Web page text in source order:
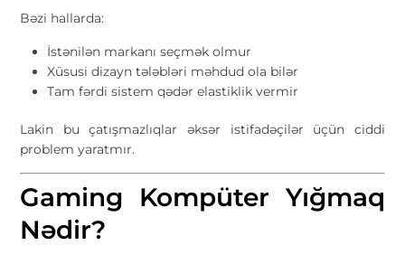
Bəzi hallarda:
İstənilən markanı seçmək olmur
Xüsusi dizayn tələbləri məhdud ola bilər
Tam fərdi sistem qədər elastiklik vermir
Lakin bu çatışmazlıqlar əksər istifadəçilər üçün ciddi
problem yaratmır.
Gaming Kompüter Yığmaq
Nədir?